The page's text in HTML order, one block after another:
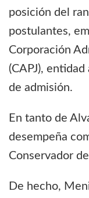
posición del
postulantes,
Corporación
(CAPJ),
de admisión.
En tanto de
desempeña
Conservador
De hecho,